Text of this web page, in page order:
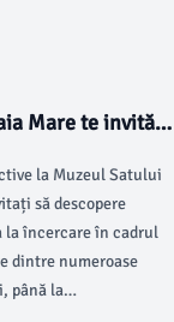
Mare te invită
la Muzeul Satului
să descopere
la încercare în cadrul
dintre numeroase
până la